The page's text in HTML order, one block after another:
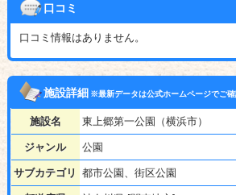
口コミ
口コミ情報はありません。
施設詳細※最新データは公式ホームページでご確
施設名 東上郷第一公園（横浜市）
ジャンル 公園
サブカテゴリ 都市公園、街区公園